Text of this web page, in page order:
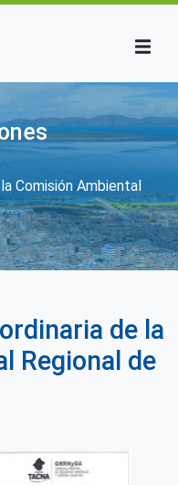
ayuda a la
Comisión Ambiental
de la
Regional de